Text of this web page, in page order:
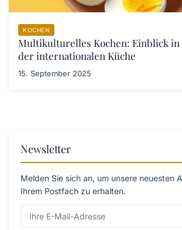
KOCHEN
Multikulturelles Kochen: Einblick
der internationalen Küche
15. September 2025
Newsletter
Melden Sie sich an, um unsere neuesten
Ihrem Postfach zu erhalten.